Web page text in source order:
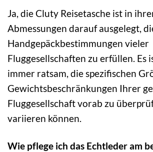
Ja, die Cluty Reisetasche ist in
Abmessungen darauf ausgelegt,
Handgepäckbestimmungen vieler
Fluggesellschaften zu erfüllen. Es
immer ratsam, die spezifischen
Gewichtsbeschränkungen Ihrer
Fluggesellschaft vorab zu
variieren können.
Wie pflege ich das Echtleder am